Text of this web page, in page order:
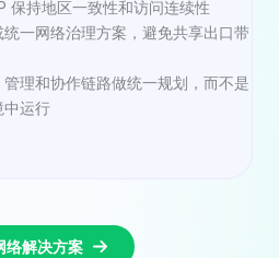
保持地区一致性和访问连续性
一网络治理方案，避免共享出口带
理和协作链路做统一规划，而不是
中运行
络解决方案